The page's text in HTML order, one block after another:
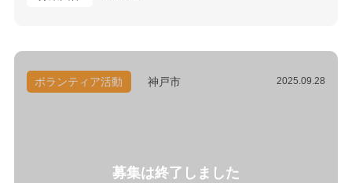
ボランティア活動 神戸市 2025.09.28
募集は終了しました